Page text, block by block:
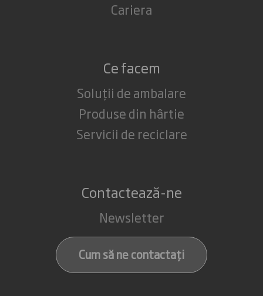
Cariera
Ce facem
Soluții de ambalare
Produse din hârtie
Servicii de reciclare
Contactează-ne
Newsletter
Cum să ne contactați